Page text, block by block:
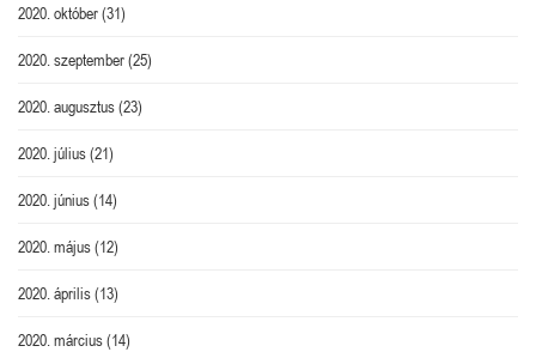
2020. október(31)
2020. szeptember(25)
2020. augusztus(23)
2020. július(21)
2020. június(14)
2020. május(12)
2020. április(13)
2020. március(14)